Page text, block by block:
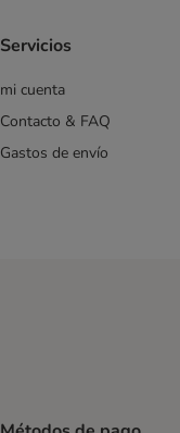
Vegetariana / Vegana
Servicios
mi cuenta
Contacto & FAQ
Gastos de envío